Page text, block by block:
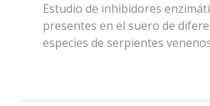
Estudio de inhibidores
presentes en el suero de
especies de serpientes